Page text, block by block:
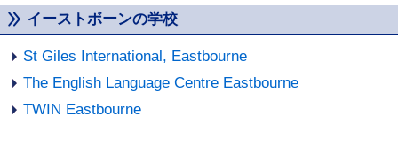
イーストボーンの学校
St Giles International, Eastbourne
The English Language Centre Eastbourne
TWIN Eastbourne